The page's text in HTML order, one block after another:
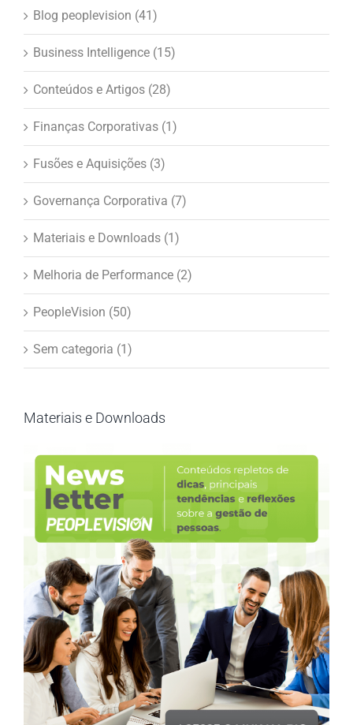
Blog peoplevision (41)
Business Intelligence (15)
Conteúdos e Artigos (28)
Finanças Corporativas (1)
Fusões e Aquisições (3)
Governança Corporativa (7)
Materiais e Downloads (1)
Melhoria de Performance (2)
PeopleVision (50)
Sem categoria (1)
Materiais e Downloads